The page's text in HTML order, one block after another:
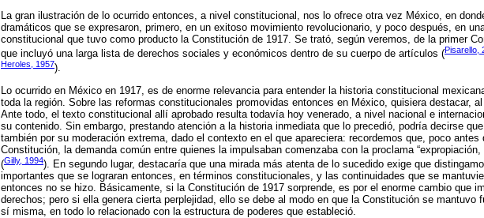
La gran ilustración de lo ocurrido entonces, a nivel constitucional, nos lo ofrece otra vez México, en
dramáticos que se expresaron, primero, en un exitoso movimiento revolucionario, y poco después, en
constitucional que tuvo como producto la Constitución de 1917. Se trató, según veremos, de la primer
que incluyó una larga lista de derechos sociales y económicos dentro de su cuerpo de artículos (Pisarello,
Heroles, 1957).
Lo ocurrido en México en 1917, es de enorme relevancia para entender la historia constitucional
toda la región. Sobre las reformas constitucionales promovidas entonces en México, quisiera destacar,
Ante todo, el texto constitucional allí aprobado resulta todavía hoy venerado, a nivel nacional e
su contenido. Sin embargo, prestando atención a la historia inmediata que lo precedió, podría decirse
también por su moderación extrema, dado el contexto en el que apareciera: recordemos que, poco antes
Constitución, la demanda común entre quienes la impulsaban comenzaba con la proclama
(Gilly, 1994). En segundo lugar, destacaría que una mirada más atenta de lo sucedido exige que
importantes que se lograran entonces, en términos constitucionales, y las continuidades que se
entonces no se hizo. Básicamente, si la Constitución de 1917 sorprende, es por el enorme cambio que
derechos; pero si ella genera cierta perplejidad, ello se debe al modo en que la Constitución se mantuvo
sí misma, en todo lo relacionado con la estructura de poderes que estableció.